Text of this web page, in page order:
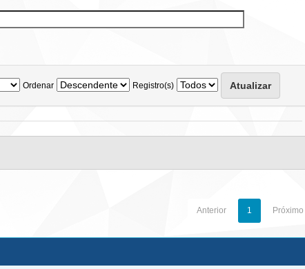
Ordenar Registro(s)
Anterior 1 Próximo